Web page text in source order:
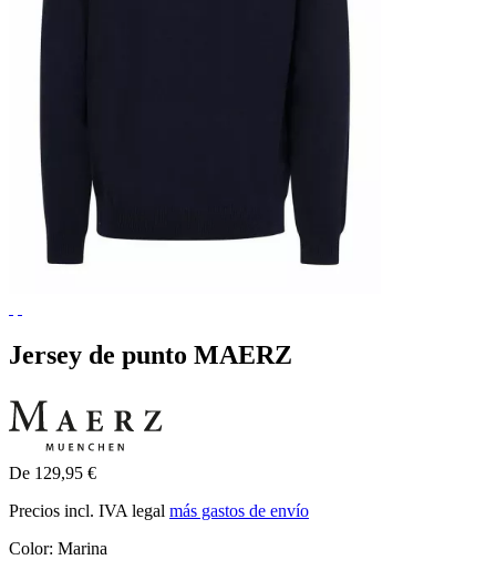
Jersey de punto MAERZ
De 129,95 €
Precios incl. IVA legal más gastos de envío
Color: Marina